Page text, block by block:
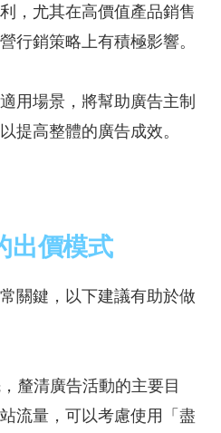
，尤其在高價值產品銷售
行銷策略上有積極影響。
用場景，將幫助廣告主制
提高整體的廣告成效。
出價模式
關鍵，以下建議有助於做
釐清廣告活動的主要目
流量，可以考慮使用「盡